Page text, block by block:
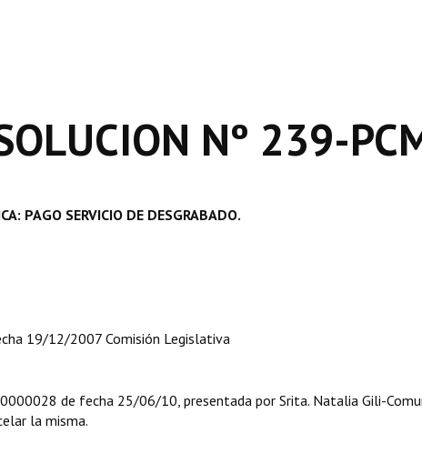
Nº 239-
PAGO SERVICIO DE DESGRABADO.
19/12/2007 Comisión Legislativa
de fecha 25/06/10, presentada por Srita. Natalia Gili-
la misma.